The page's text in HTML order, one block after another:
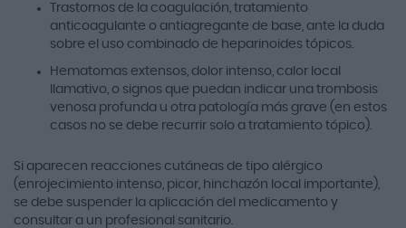
Trastornos de la coagulación, tratamiento
anticoagulante o antiagregante de base, ante la duda
sobre el uso combinado de heparinoides tópicos.
Hematomas extensos, dolor intenso, calor local
llamativo, o signos que puedan indicar una trombosis
venosa profunda u otra patología más grave (en estos
casos no se debe recurrir solo a tratamiento tópico).
Si aparecen reacciones cutáneas de tipo alérgico
(enrojecimiento intenso, picor, hinchazón local importante),
se debe suspender la aplicación del medicamento y
consultar a un profesional sanitario.